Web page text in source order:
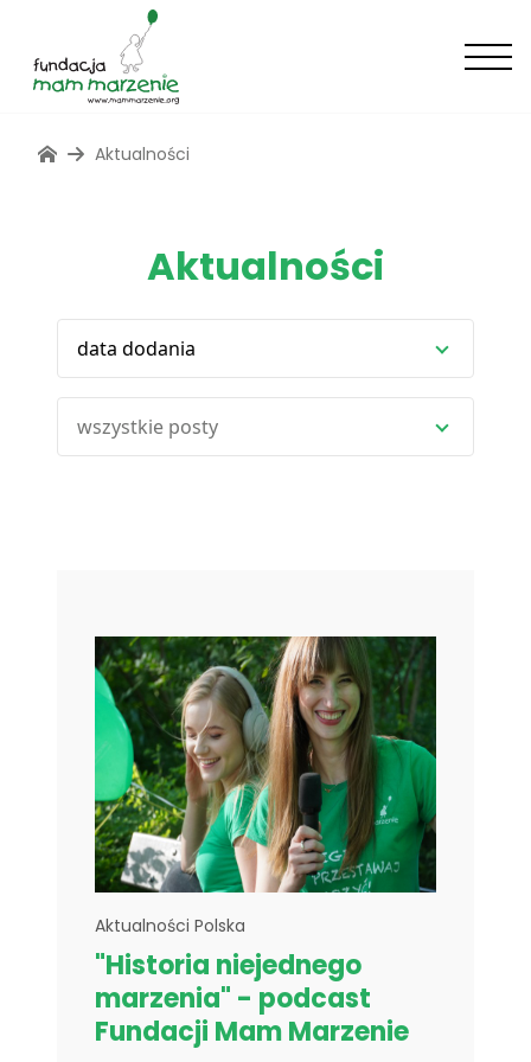
Aktualności
Aktualności
data dodania
wszystkie posty
Aktualności Polska
"Historia niejednego
marzenia" - podcast
Fundacji Mam Marzenie